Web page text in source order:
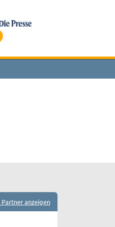
anzeigen